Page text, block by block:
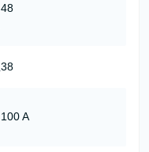
48
38
100 A